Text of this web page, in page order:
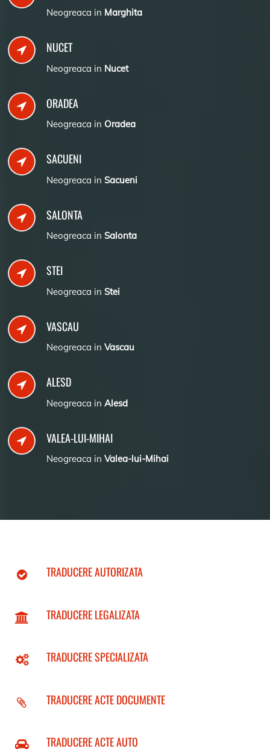
Neogreaca in Marghita
NUCET
Neogreaca in Nucet
ORADEA
Neogreaca in Oradea
SACUENI
Neogreaca in Sacueni
SALONTA
Neogreaca in Salonta
STEI
Neogreaca in Stei
VASCAU
Neogreaca in Vascau
ALESD
Neogreaca in Alesd
VALEA-LUI-MIHAI
Neogreaca in Valea-lui-Mihai
TRADUCERE AUTORIZATA
TRADUCERE LEGALIZATA
TRADUCERE SPECIALIZATA
TRADUCERE ACTE DOCUMENTE
TRADUCERE ACTE AUTO